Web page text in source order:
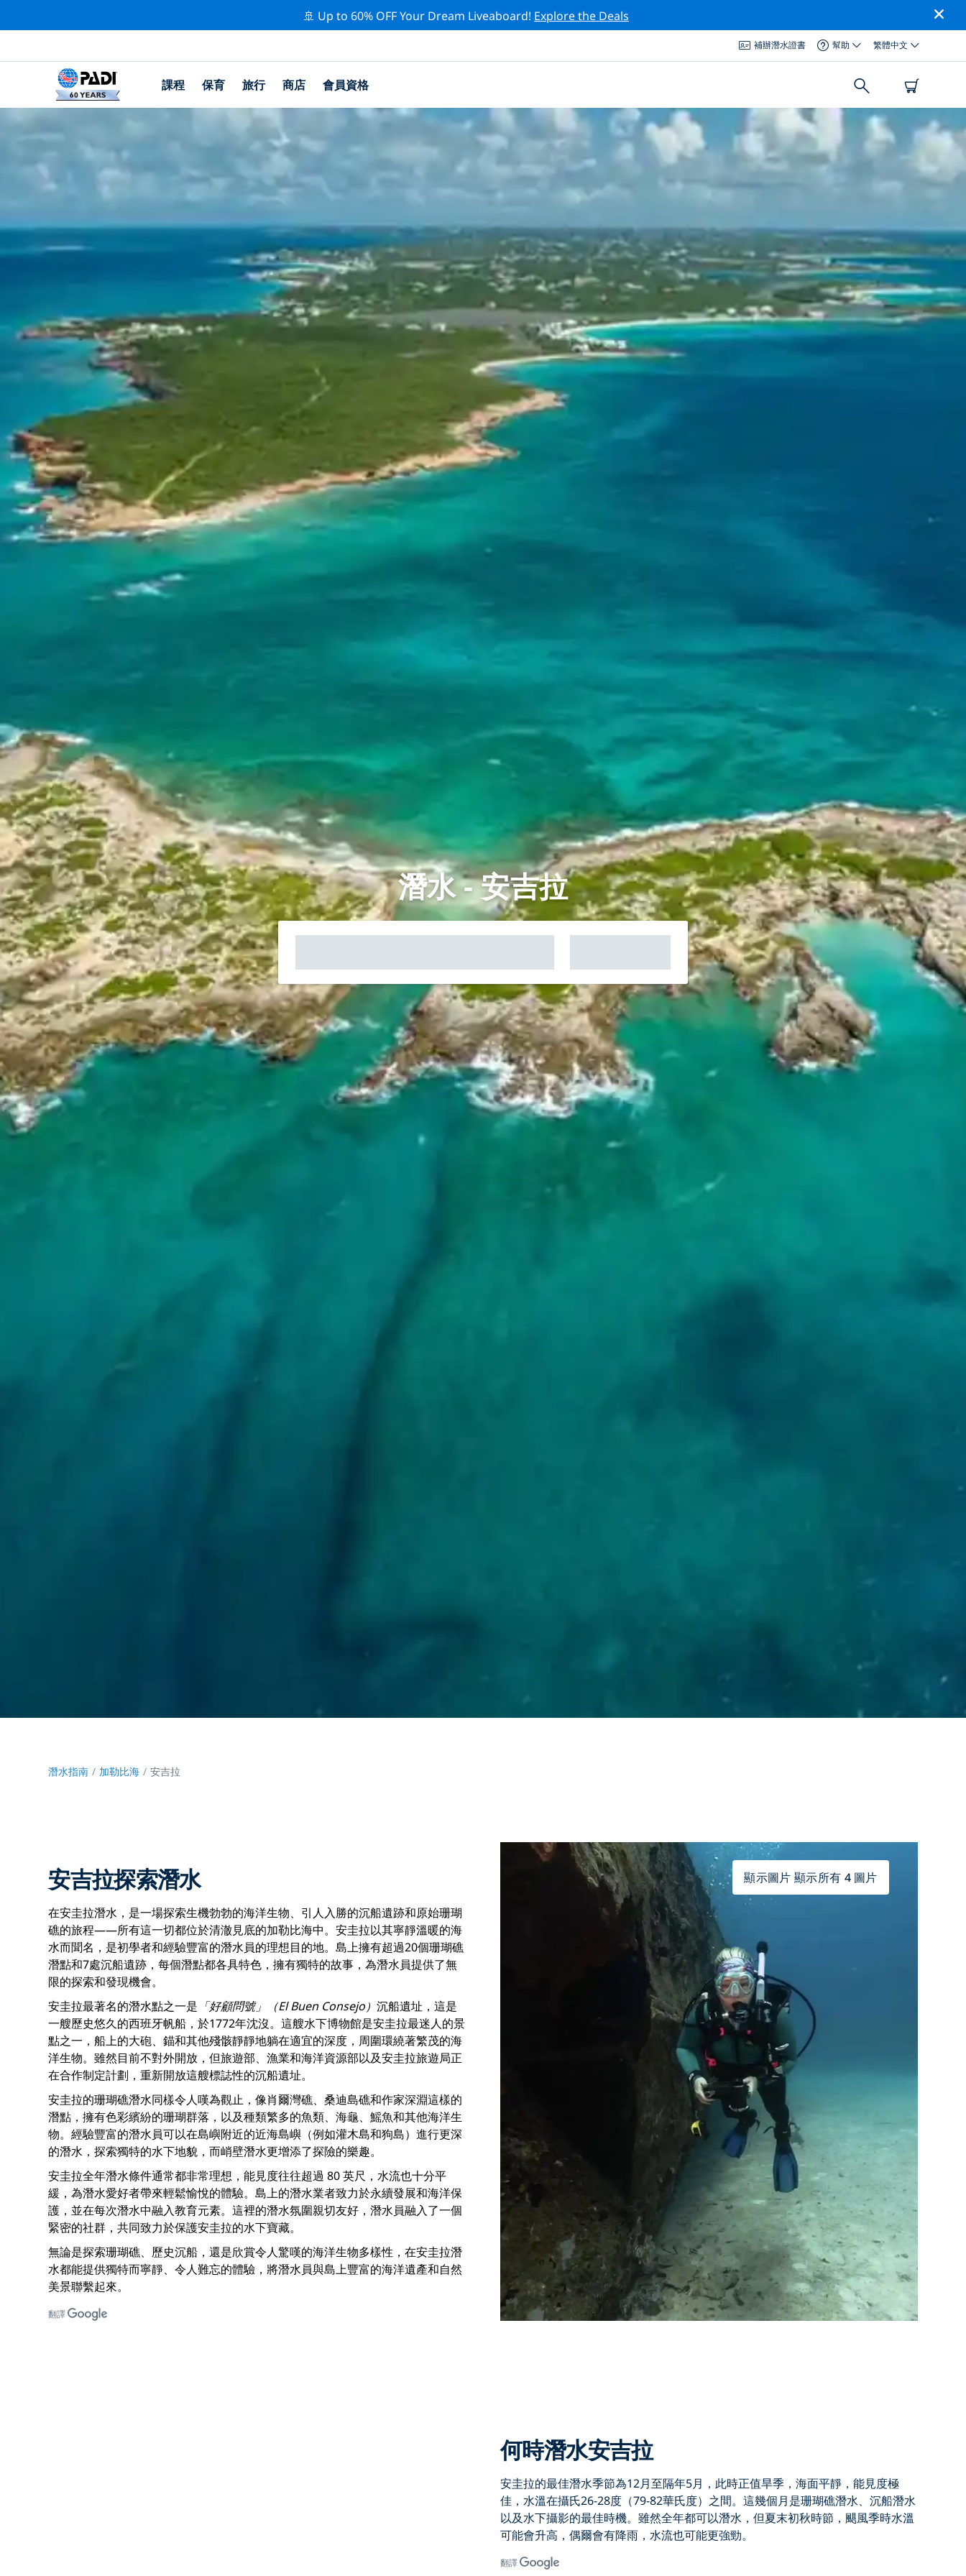
🚢 Up to 60% OFF Your Dream Liveaboard! Explore the Deals
補辦潛水證書 幫助 繁體中文
課程 保育 旅行 商店 會員資格
潛水 - 安吉拉
潛水指南 加勒比海 安吉拉
安吉拉探索潛水
在安圭拉潛水，是一場探索生機勃勃的海洋生物、引人入勝的沉船遺跡和原始珊瑚
礁的旅程——所有這一切都位於清澈見底的加勒比海中。安圭拉以其寧靜溫暖的海
水而聞名，是初學者和經驗豐富的潛水員的理想目的地。島上擁有超過20個珊瑚礁
潛點和7處沉船遺跡，每個潛點都各具特色，擁有獨特的故事，為潛水員提供了無
限的探索和發現機會。
安圭拉最著名的潛水點之一是 「好顧問號」（El Buen Consejo）沉船遺址，這是
一艘歷史悠久的西班牙帆船，於1772年沈沒。這艘水下博物館是安圭拉最迷人的景
點之一，船上的大砲、錨和其他殘骸靜靜地躺在適宜的深度，周圍環繞著繁茂的海
洋生物。雖然目前不對外開放，但旅遊部、漁業和海洋資源部以及安圭拉旅遊局正
在合作制定計劃，重新開放這艘標誌性的沉船遺址。
安圭拉的珊瑚礁潛水同樣令人嘆為觀止，像肖爾灣礁、桑迪島礁和作家深淵這樣的
潛點，擁有色彩繽紛的珊瑚群落，以及種類繁多的魚類、海龜、鰩魚和其他海洋生
物。經驗豐富的潛水員可以在島嶼附近的近海島嶼（例如灌木島和狗島）進行更深
的潛水，探索獨特的水下地貌，而峭壁潛水更增添了探險的樂趣。
安圭拉全年潛水條件通常都非常理想，能見度往往超過 80 英尺，水流也十分平
緩，為潛水愛好者帶來輕鬆愉悅的體驗。島上的潛水業者致力於永續發展和海洋保
護，並在每次潛水中融入教育元素。這裡的潛水氛圍親切友好，潛水員融入了一個
緊密的社群，共同致力於保護安圭拉的水下寶藏。
無論是探索珊瑚礁、歷史沉船，還是欣賞令人驚嘆的海洋生物多樣性，在安圭拉潛
水都能提供獨特而寧靜、令人難忘的體驗，將潛水員與島上豐富的海洋遺產和自然
美景聯繫起來。
翻譯
顯示圖片 顯示所有 4 圖片
何時潛水安吉拉
安圭拉的最佳潛水季節為12月至隔年5月 ，此時正值旱季，海面平靜，能見度極
佳，水溫在攝氏26-28度（79-82華氏度）之間。這幾個月是珊瑚礁潛水、沉船潛水
以及水下攝影的最佳時機。雖然全年都可以潛水，但夏末初秋時節，颶風季時水溫
可能會升高，偶爾會有降雨，水流也可能更強勁。
翻譯